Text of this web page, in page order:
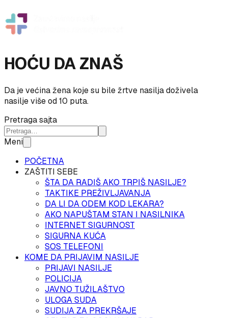
HOĆU DA ZNAŠ
Da je većina žena koje su bile žrtve nasilja doživela
nasilje više od 10 puta.
Pretraga sajta
Meni
POČETNA
ZAŠTITI SEBE
ŠTA DA RADIŠ AKO TRPIŠ NASILJE?
TAKTIKE PREŽIVLJAVANJA
DA LI DA ODEM KOD LEKARA?
AKO NAPUŠTAM STAN I NASILNIKA
INTERNET SIGURNOST
SIGURNA KUĆA
SOS TELEFONI
KOME DA PRIJAVIM NASILJE
PRIJAVI NASILJE
POLICIJA
JAVNO TUŽILAŠTVO
ULOGA SUDA
SUDIJA ZA PREKRŠAJE